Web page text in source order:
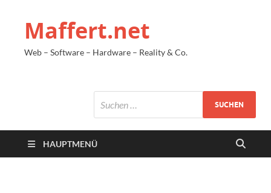
Maffert.net
Web – Software – Hardware – Reality & Co.
HAUPTMENÜ